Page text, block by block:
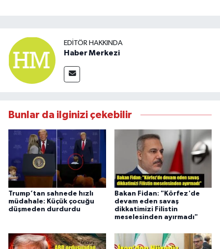
EDITÖR HAKKINDA
Haber Merkezi
Bunlar da ilginizi çekebilir
Trump’tan sahnede hızlı
müdahale: Küçük çocuğu
düşmeden durdurdu
Bakan Fidan: "Körfez'de
devam eden savaş
dikkatimizi Filistin
meselesinden ayırmadı"